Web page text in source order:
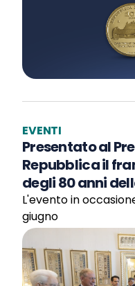
EVENTI
Presentato al
Repubblica il
degli 80 anni
L'evento in
giugno